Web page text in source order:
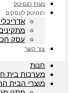
מגזין הומיטק
הומיטק לעסקים
עסק
צור קשר
חנות
מערכות בית
מוצרי הבית